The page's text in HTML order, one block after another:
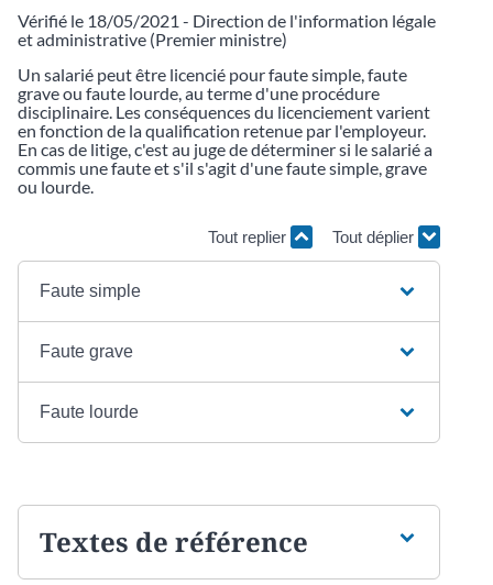
Vérifié le 18/05/2021 - Direction de l'information légale
et administrative (Premier ministre)
Un salarié peut être licencié pour faute simple, faute
grave ou faute lourde, au terme d'une procédure
disciplinaire. Les conséquences du licenciement varient
en fonction de la qualification retenue par l'employeur.
En cas de litige, c'est au juge de déterminer si le salarié a
commis une faute et s'il s'agit d'une faute simple, grave
ou lourde.
Tout replier Tout déplier
Faute simple
Faute grave
Faute lourde
Textes de référence